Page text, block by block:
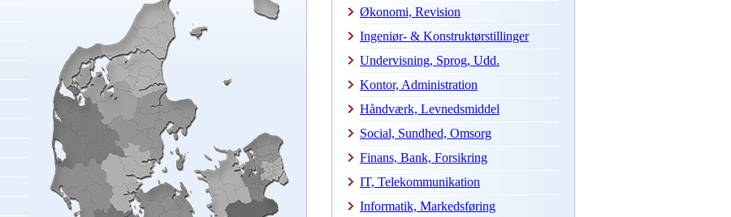
Økonomi, Revision
Ingeniør- & Konstruktørstillinger
Undervisning, Sprog, Udd.
Kontor, Administration
Håndværk, Levnedsmiddel
Social, Sundhed, Omsorg
Finans, Bank, Forsikring
IT, Telekommunikation
Informatik, Markedsføring